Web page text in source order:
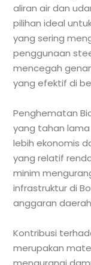
aliran air dan
pilihan ideal
yang sering
penggunaan
mencegah
yang efektif di
Penghematan
yang tahan
lebih ekonomis
yang relatif
minim
infrastruktur di
anggaran
Kontribusi
merupakan